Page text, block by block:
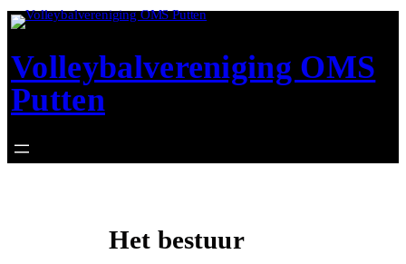
Ga
de
inhoud
Volleybalvereniging OMS
Putten
Het bestuur